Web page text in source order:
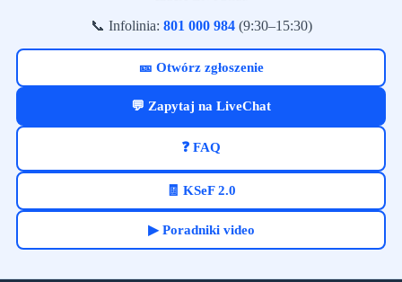
📞 Infolinia: 801 000 984(9:30–15:30)
🎫 Otwórz zgłoszenie
💬 Zapytaj na LiveChat
❓ FAQ
🧾 KSeF 2.0
▶ Poradniki video